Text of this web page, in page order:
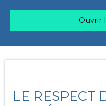
Ouvrir
Type de bien
LE RESPECT